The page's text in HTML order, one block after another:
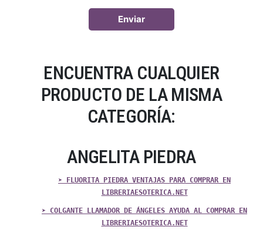
ENCUENTRA CUALQUIER
PRODUCTO DE LA MISMA
CATEGORÍA:
ANGELITA PIEDRA
➤ FLUORITA PIEDRA VENTAJAS PARA COMPRAR EN
LIBRERIAESOTERICA.NET
➤ COLGANTE LLAMADOR DE ÁNGELES AYUDA AL COMPRAR EN
LIBRERIAESOTERICA.NET